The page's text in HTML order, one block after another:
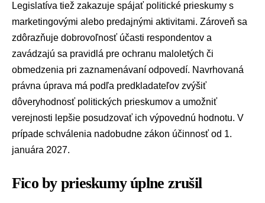
Legislatíva tiež zakazuje spájať politické prieskumy s
marketingovými alebo predajnými aktivitami. Zároveň sa
zdôrazňuje dobrovoľnosť účasti respondentov a
zavádzajú sa pravidlá pre ochranu maloletých či
obmedzenia pri zaznamenávaní odpovedí. Navrhovaná
právna úprava má podľa predkladateľov zvýšiť
dôveryhodnosť politických prieskumov a umožniť
verejnosti lepšie posudzovať ich výpovednú hodnotu. V
prípade schválenia nadobudne zákon účinnosť od 1.
januára 2027.
Fico by prieskumy úplne zrušil